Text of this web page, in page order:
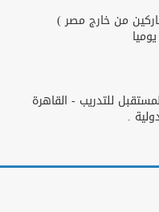
من خارج مصر )
للتدريب - القاهرة
.